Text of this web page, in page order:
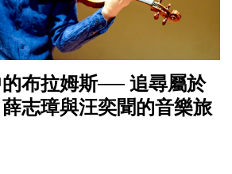
布拉姆斯── 追尋屬於
志璋與汪奕聞的音樂旅